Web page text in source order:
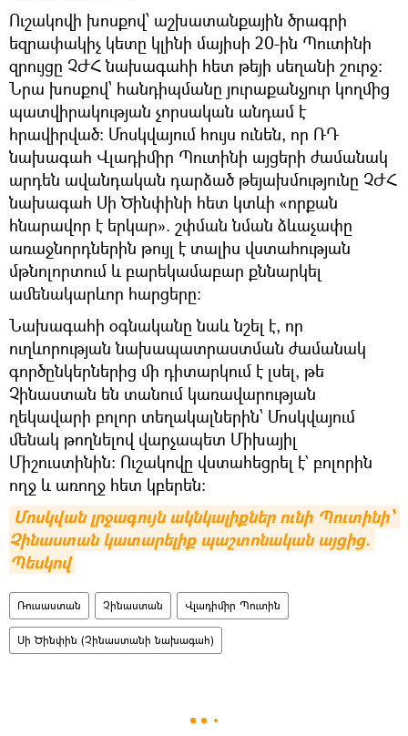
Ուշակովի խոսքով՝ աշխատանքային ծրագրի
եզրափակիչ կետը կլինի մայիսի 20-ին Պուտինի
զրույցը ՉԺՀ նախագահի հետ թեյի սեղանի շուրջ։
Նրա խոսքով՝ հանդիպմանը յուրաքանչյուր կողմից
պատվիրակության չորսական անդամ է
հրավիրված։ Մոսկվայում հույս ունեն, որ ՌԴ
նախագահ Վլադիմիր Պուտինի այցերի ժամանակ
արդեն ավանդական դարձած թեյախմությունը ՉԺՀ
նախագահ Սի Ծինփինի հետ կտևի «որքան
հնարավոր է երկար». շփման նման ձևաչափը
առաջնորդներին թույլ է տալիս վստահության
մթնոլորտում և բարեկամաբար քննարկել
ամենակարևոր հարցերը:
Նախագահի օգնականը նաև նշել է, որ
ուղևորության նախապատրաստման ժամանակ
գործընկերներից մի դիտարկում է լսել, թե
Չինաստան են տանում կառավարության
ղեկավարի բոլոր տեղակալներին՝ Մոսկվայում
մենակ թողնելով վարչապետ Միխայիլ
Միշուստինին։ Ուշակովը վստահեցրել է` բոլորին
ողջ և առողջ հետ կբերեն։
Մոսկվան լրջագույն ակնկալիքներ ունի Պուտինի՝
Չինաստան կատարելիք պաշտոնական այցից.
Պեսկով
Ռուսաստան Չինաստան Վլադիմիր Պուտին
Սի Ծինփին (Չինաստանի նախագահ)